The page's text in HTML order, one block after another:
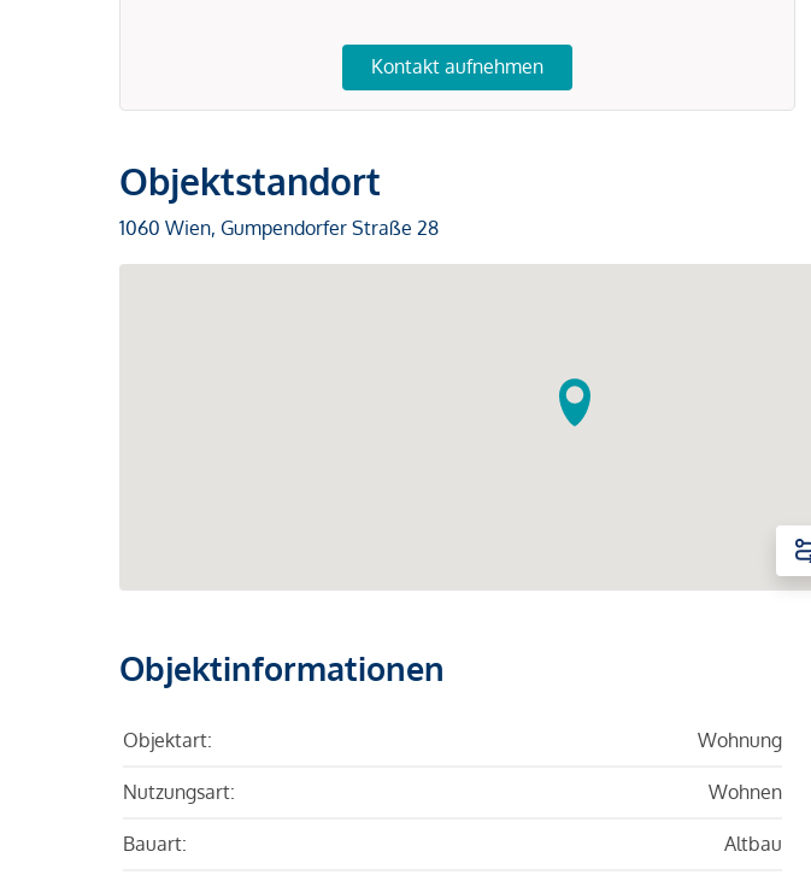
Kontakt aufnehmen
Objektstandort
1060 Wien, Gumpendorfer Straße 28
Objektinformationen
Objektart: Wohnung
Nutzungsart: Wohnen
Bauart: Altbau